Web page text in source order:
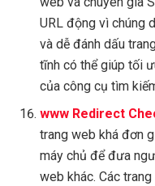
URL động vì chúng
và dễ đánh dấu
tĩnh có thể giúp tối
của công cụ tìm
www Redirect
trang web khá đơn
máy chủ để đưa
web khác. Các